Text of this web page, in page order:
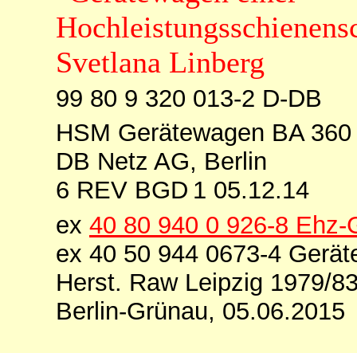
99 80 9 320 013-2 D-DB
HSM Gerätewagen BA
DB Netz AG, Berlin
6 REV BGD 1 05.12.14
ex 40 80 940 0 926-8
ex 40 50 944 0673-4
Herst. Raw Leipzig 1979/
Berlin-Grünau, 05.06.2015